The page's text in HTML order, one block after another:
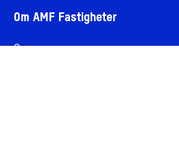
Om AMF Fastigheter
Om oss